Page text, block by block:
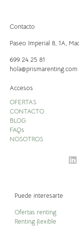
Contacto
Paseo Imperial 8, 1A,
699 24 25 81
hola@prismarenting.com
Accesos
OFERTAS
CONTACTO
BLOG
FAQs
NOSOTROS
Puede interesarte
Ofertas renting
Renting flexible